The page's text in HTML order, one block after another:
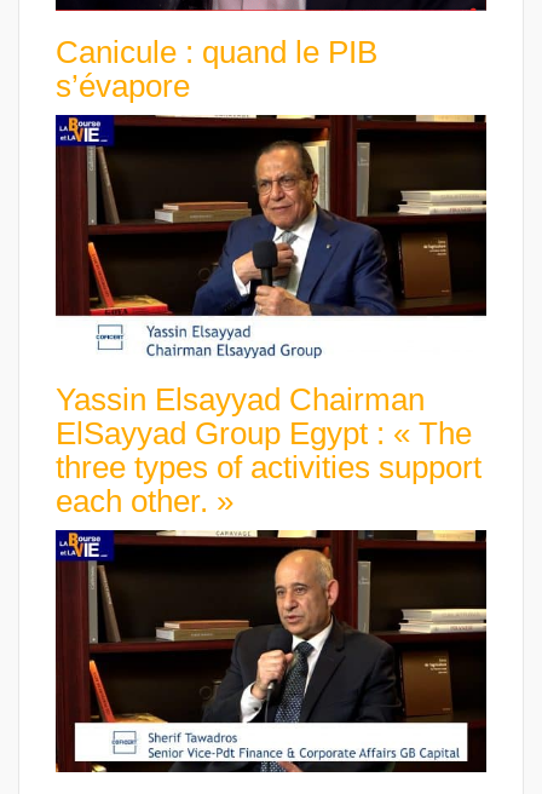
Canicule : quand le PIB
s’évapore
Yassin Elsayyad Chairman
ElSayyad Group Egypt : « The
three types of activities support
each other. »